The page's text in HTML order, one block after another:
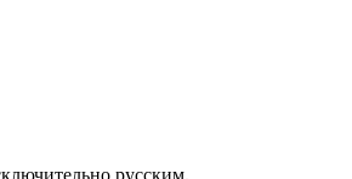
русским.